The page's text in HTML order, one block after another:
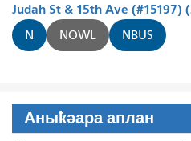
Judah St & 15th Ave (#15197)
N NOWL NBUS
Аныҟәара аплан